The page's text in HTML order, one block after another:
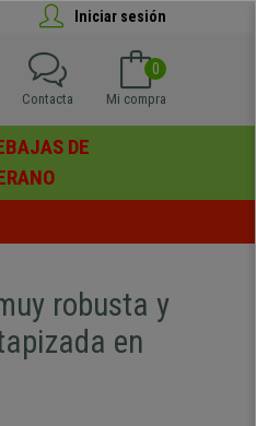
Iniciar sesión
0
Mi compra
Contacta
DE
robusta y
en